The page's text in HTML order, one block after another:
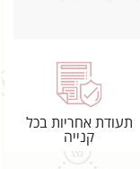
תעודת אחריות בכל
קנייה